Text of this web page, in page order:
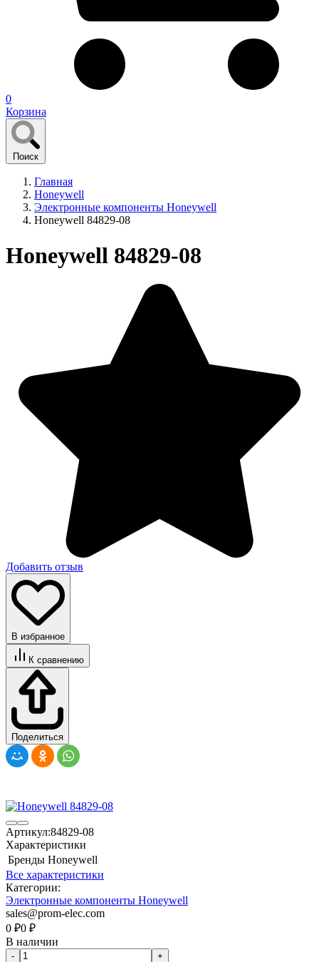
0
Корзина
Поиск
Главная
Honeywell
Электронные компоненты Honeywell
Honeywell 84829-08
Honeywell 84829-08
Добавить отзыв
В избранное
К сравнению
Поделиться
Артикул:84829-08
Характеристики
Бренды Honeywell
Все характеристики
Категории:
Электронные компоненты Honeywell
sales@prom-elec.com
0 ₽0 ₽
В наличии
-
+